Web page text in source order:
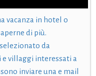
vacanza in hotel o
di più.
da
villaggi interessati a
inviare una e mail